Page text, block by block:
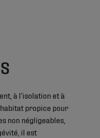
à l’isolation et à
propice pour
non négligeables,
il est